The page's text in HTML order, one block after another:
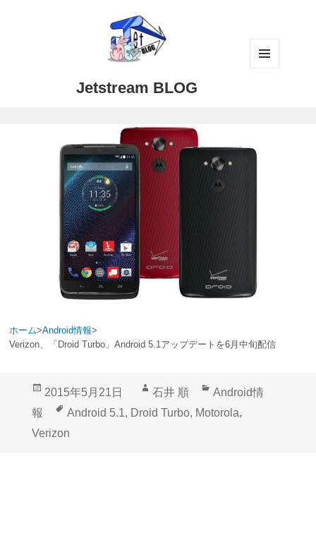
Jetstream BLOG
ホーム>Android情報>
Verizon、「Droid Turbo」Android 5.1アップデートを6月中旬配信
投
日:
2015年5月21日
作
成
石井 順
カ
テ
Android情
報
タ
グ
Android 5.1, Droid Turbo, Motorola,
Verizon